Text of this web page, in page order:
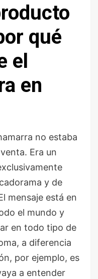
qué
el
en
no estaba
Era un
y de
mensaje está en
el mundo y
en todo tipo de
a diferencia
por ejemplo, es
a entender